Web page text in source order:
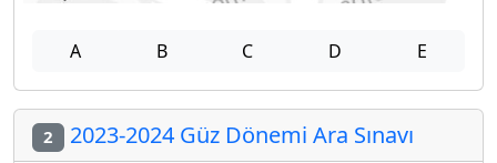
A B C D E
2 2023-2024 Güz Dönemi Ara Sınavı